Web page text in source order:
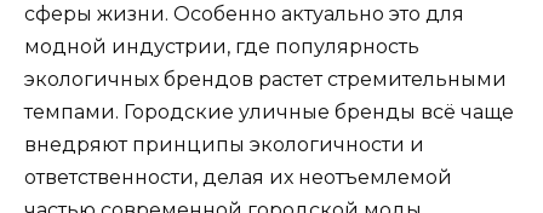
сферы жизни. Особенно актуально это для
модной индустрии, где популярность
экологичных брендов растет стремительными
темпами. Городские уличные бренды всё чаще
внедряют принципы экологичности и
ответственности, делая их неотъемлемой